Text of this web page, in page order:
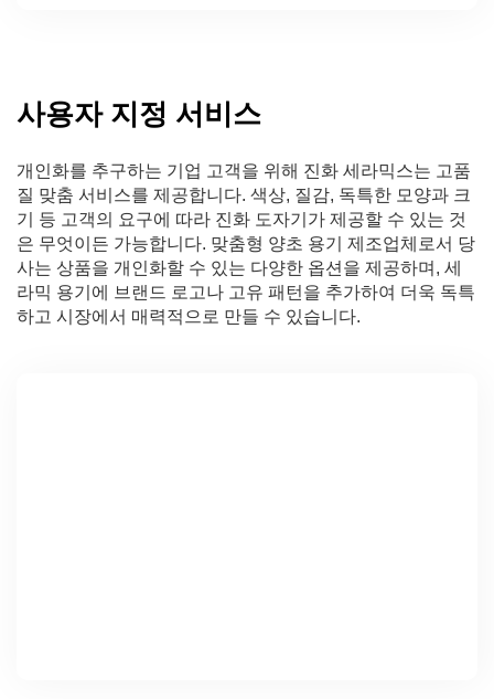
사용자 지정 서비스
개인화를 추구하는 기업 고객을 위해 진화 세라믹스는 고품
질 맞춤 서비스를 제공합니다. 색상, 질감, 독특한 모양과 크
기 등 고객의 요구에 따라 진화 도자기가 제공할 수 있는 것
은 무엇이든 가능합니다. 맞춤형 양초 용기 제조업체로서 당
사는 상품을 개인화할 수 있는 다양한 옵션을 제공하며, 세
라믹 용기에 브랜드 로고나 고유 패턴을 추가하여 더욱 독특
하고 시장에서 매력적으로 만들 수 있습니다.